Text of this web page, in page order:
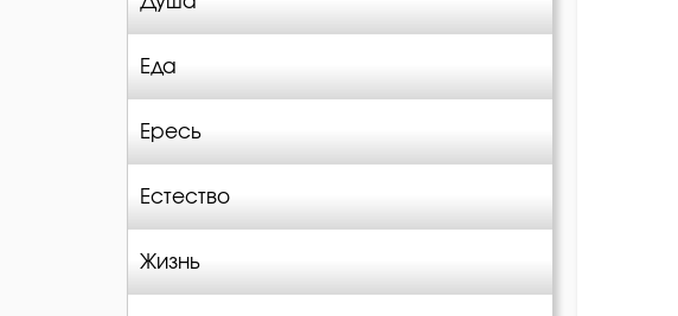
Еда
Ересь
Естество
Жизнь